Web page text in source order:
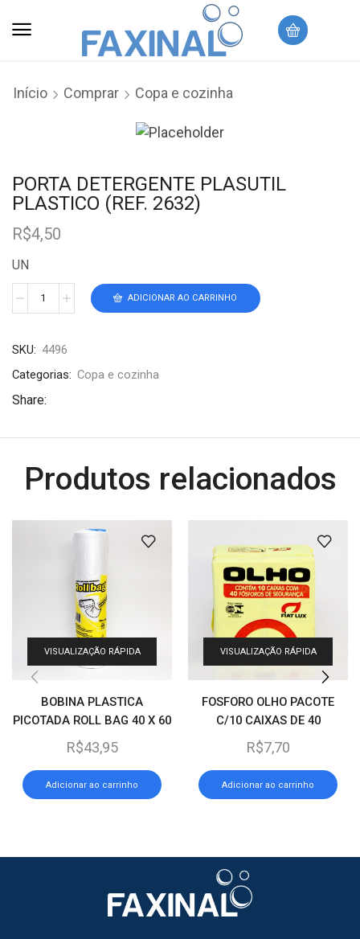
Início Comprar Copa e cozinha
PORTA DETERGENTE PLASUTIL
PLASTICO (REF. 2632)
R$4,50
UN
ADICIONAR AO CARRINHO
SKU: 4496
Categorias: Copa e cozinha
Share:
Produtos relacionados
VISUALIZAÇÃO RÁPIDA
BOBINA PLASTICA
PICOTADA ROLL BAG 40 X 60
C/400
R$43,95
Adicionar ao carrinho
VISUALIZAÇÃO RÁPIDA
FOSFORO OLHO PACOTE
C/10 CAIXAS DE 40
FOSFOROS
R$7,70
Adicionar ao carrinho